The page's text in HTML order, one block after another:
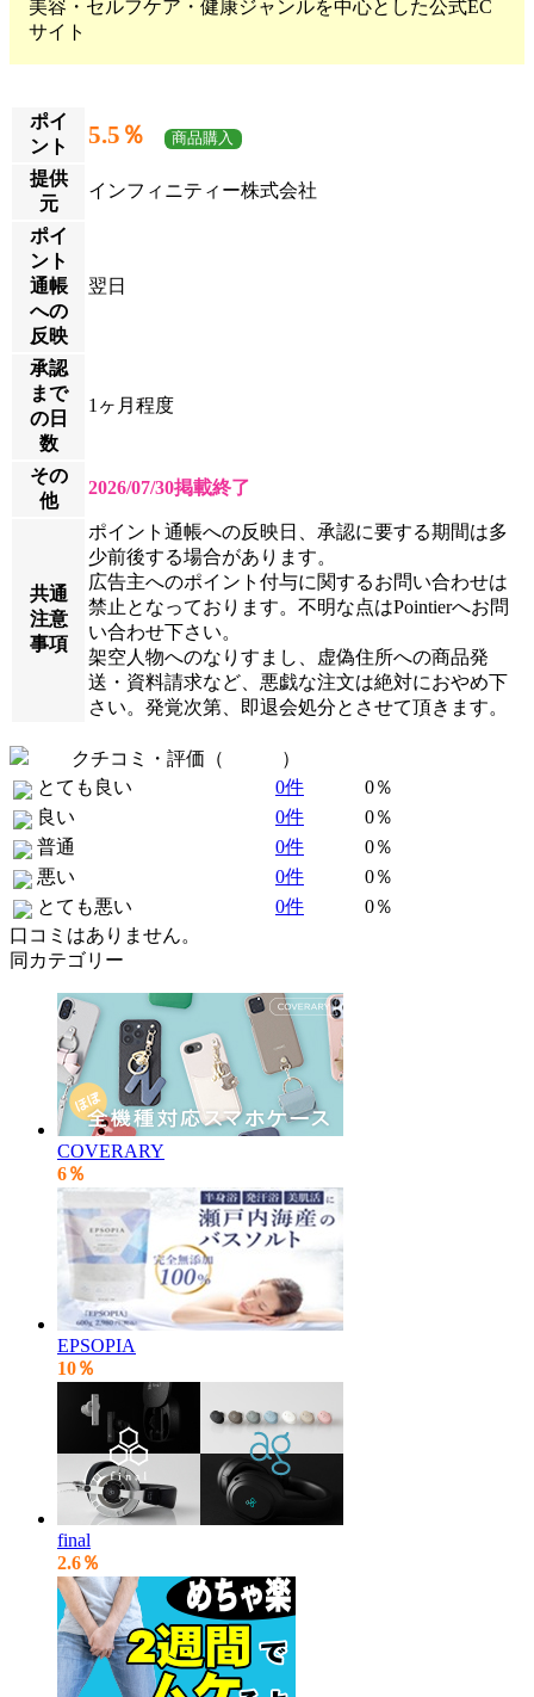
美容・セルフケア・健康ジャンルを中心とした公式EC
サイト
ポイ
ント
5.5％ 商品購入
提供
元
インフィニティー株式会社
ポイ
ント
通帳
への
反映
翌日
承認
まで
の日
数
1ヶ月程度
その
他
2026/07/30掲載終了
共通
注意
事項
ポイント通帳への反映日、承認に要する期間は多
少前後する場合があります。
広告主へのポイント付与に関するお問い合わせは
禁止となっております。不明な点はPointierへお問
い合わせ下さい。
架空人物へのなりすまし、虚偽住所への商品発
送・資料請求など、悪戯な注文は絶対におやめ下
さい。発覚次第、即退会処分とさせて頂きます。
クチコミ・評価（
）
とても良い
0件
0％
良い
0件
0％
普通
0件
0％
悪い
0件
0％
とても悪い
0件
0％
口コミはありません。
同カテゴリー
COVERARY
6％
EPSOPIA
10％
final
2.6％